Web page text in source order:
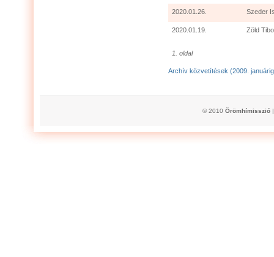
2020.01.26. Szeder
2020.01.19. Zöld
1. oldal
Archív közvetítések (2009.
© 2010 Örömhímisszió